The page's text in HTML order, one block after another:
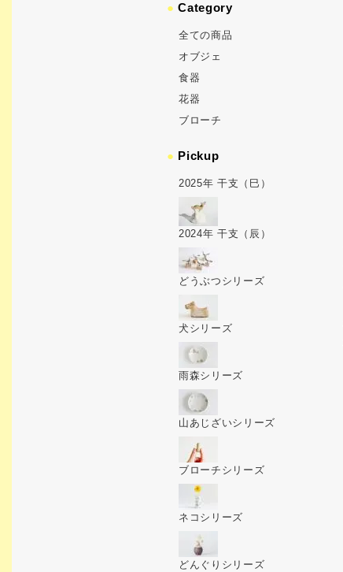
●Category
全ての商品
オブジェ
食器
花器
ブローチ
● Pickup
2025年 干支（巳）
2024年 干支（辰）
どうぶつシリーズ
犬シリーズ
雨森シリーズ
山あじざいシリーズ
ブローチシリーズ
ネコシリーズ
どんぐりシリーズ